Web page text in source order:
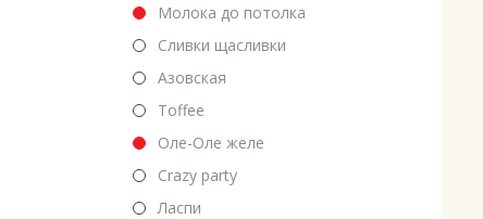
Молока до потолка
Сливки щасливки
Азовская
Toffee
Оле-Оле желе
Crazy party
Ласпи